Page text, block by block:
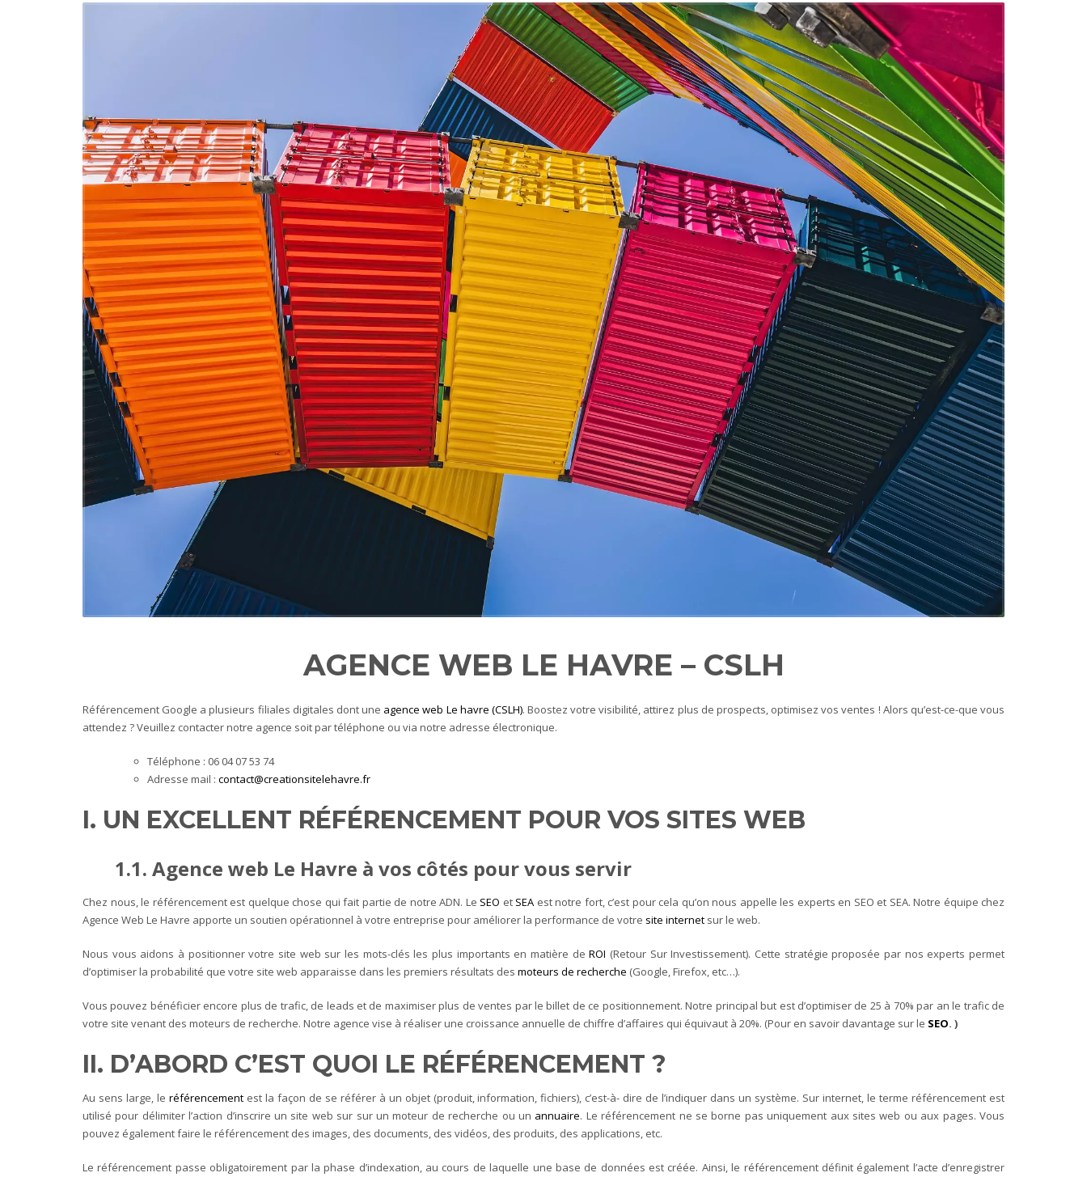
AGENCE WEB LE HAVRE – CSLH
Référencement Google a plusieurs filiales digitales dont une agence web Le havre (CSLH). Boostez votre visibilité, attirez plus de prospects, optimisez vos ventes ! Alors qu’est-ce-que vous
attendez ?Veuillez contacter notre agence soit par téléphone ou via notre adresse électronique.
Téléphone : 06 04 07 53 74
Adresse mail : contact@creationsitelehavre.fr
I. UN EXCELLENT RÉFÉRENCEMENT POUR VOS SITES WEB
1.1. Agence web Le Havre à vos côtés pour vous servir
Chez nous, le référencement est quelque chose qui fait partie de notre ADN. Le SEO et SEA est notre fort, c’est pour cela qu’on nous appelle les experts en SEO et SEA. Notre équipe chez
Agence Web Le Havre apporte un soutien opérationnel à votre entreprise pour améliorer la performance de votre site internet sur le web.
Nous vous aidons à positionner votre site web sur les mots-clés les plus importants en matière deROI (Retour Sur Investissement). Cette stratégie proposée par nos experts permet
d’optimiser la probabilité que votre site web apparaisse dans les premiers résultats des moteurs de recherche (Google, Firefox, etc…).
Vous pouvez bénéficier encore plus de trafic, de leads et de maximiser plus de ventes par le billet de ce positionnement. Notre principal but est d’optimiser de 25 à 70% par an le trafic de
votre site venant des moteurs de recherche. Notre agence vise à réaliser une croissance annuelle de chiffre d’affaires qui équivaut à 20%. (Pour en savoir davantage sur le SEO. )
II. D’ABORD C’EST QUOI LE RÉFÉRENCEMENT ?
Au sens large, le référencement est la façon de se référer à un objet (produit, information, fichiers), c’est-à- dire de l’indiquer dans un système. Sur internet, le terme référencement est
utilisé pour délimiter l’action d’inscrire un site web sur sur un moteur de recherche ou un annuaire. Le référencement ne se borne pas uniquement aux sites web ou aux pages. Vous
pouvez également faire le référencement des images, des documents, des vidéos, des produits, des applications, etc.
Le référencement passe obligatoirement par la phase d’indexation, au cours de laquelle une base de données est créée. Ainsi, le référencement définit également l’acte d’enregistrer